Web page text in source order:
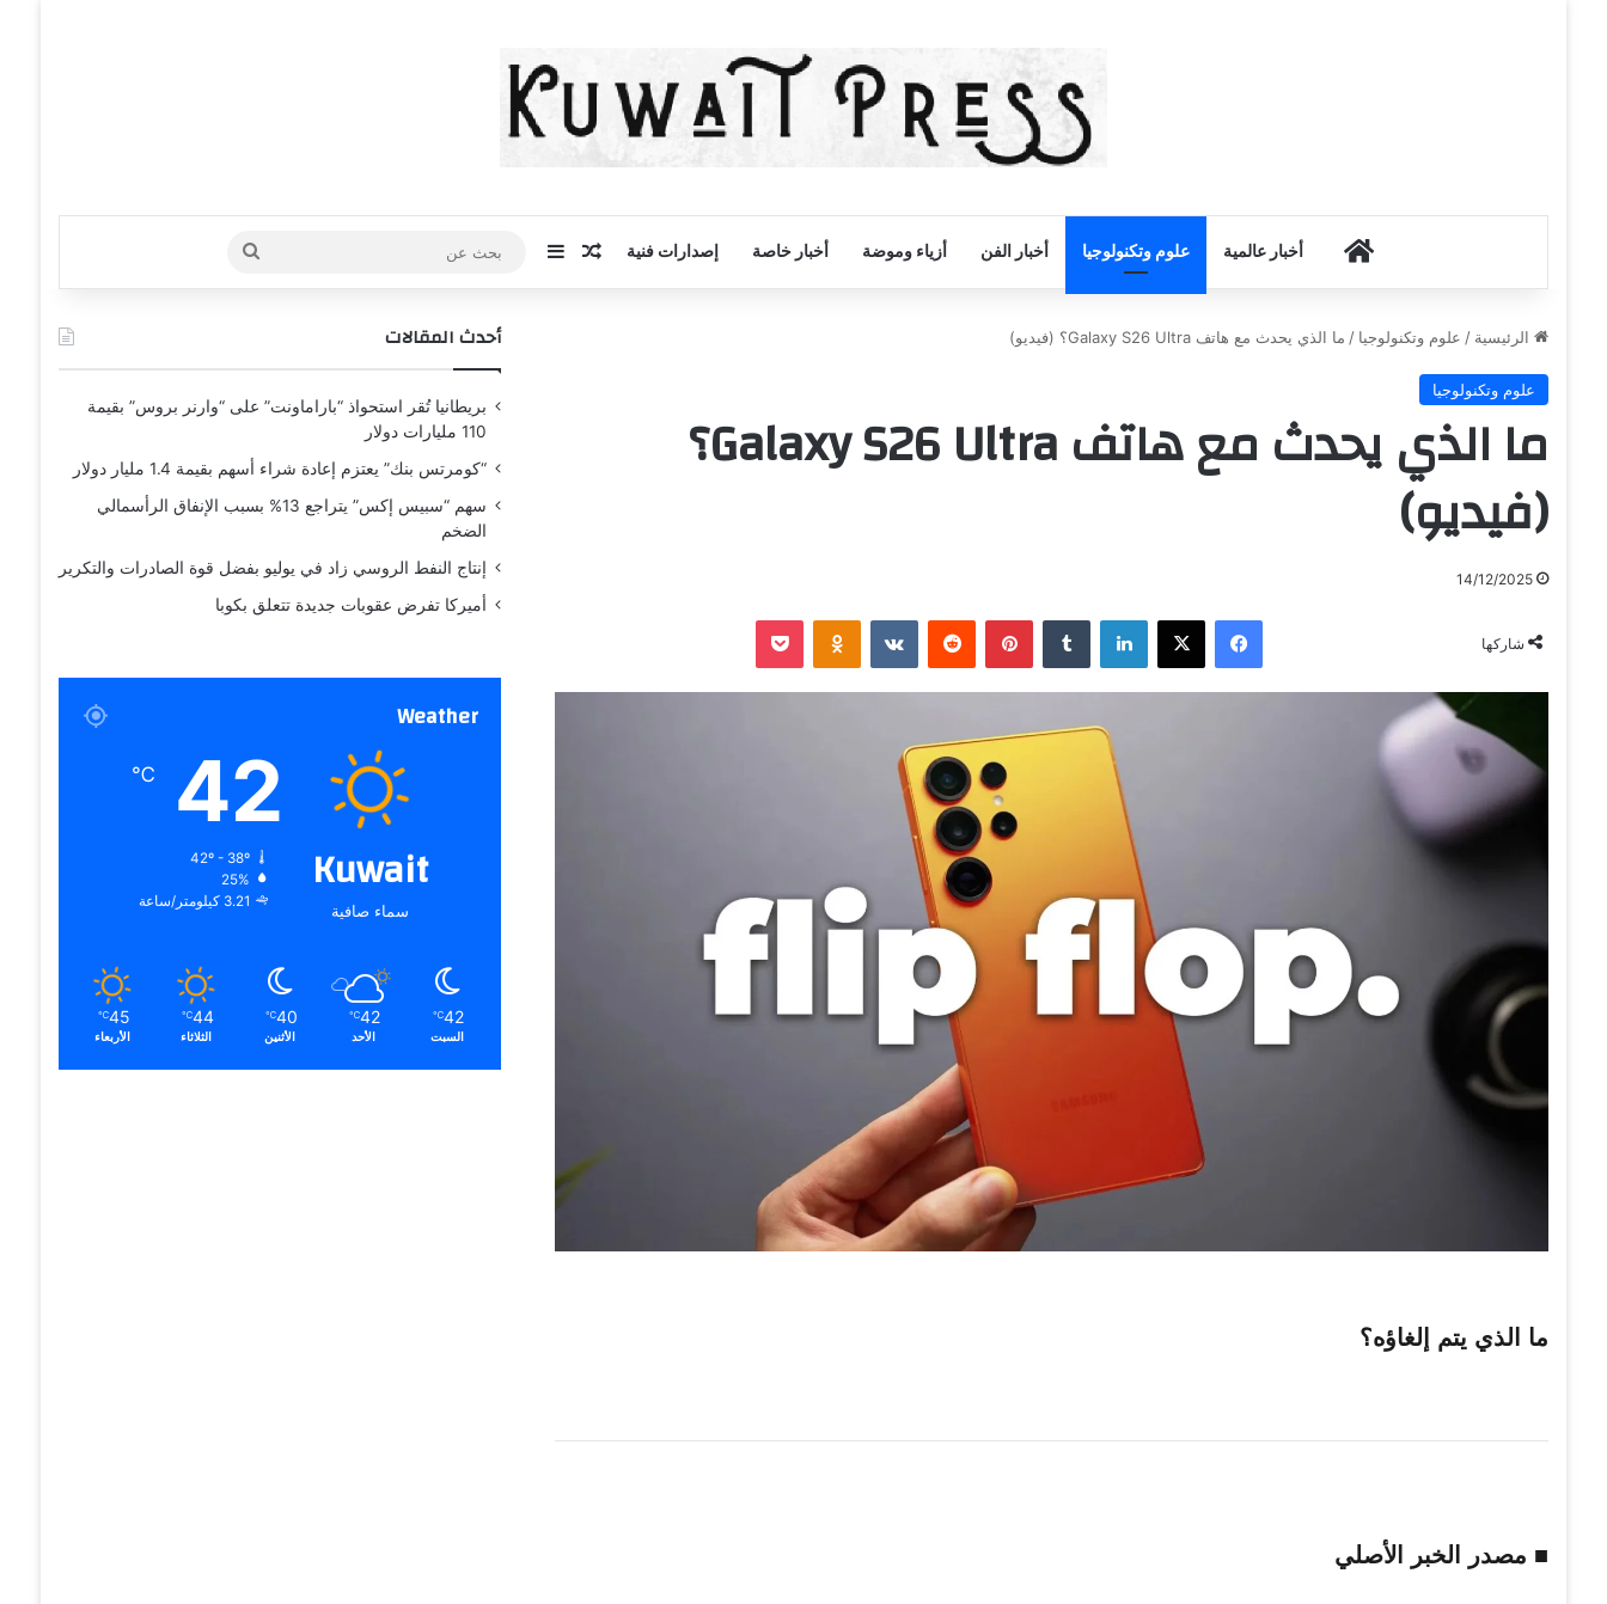
أخبار الكويت
أخبار عالمية علوم وتكنولوجيا أخبار الفن أزياء وموضة أخبار خاصة إصدارات فنية مقال عشوائي
إضافة عمود جانبي
بحث
عن
الرئيسية / علوم وتكنولوجيا / ما الذي يحدث مع هاتف Galaxy S26 Ultra؟ (فيديو)
علوم وتكنولوجيا
ما الذي يحدث مع هاتف Galaxy S26 Ultra؟
(فيديو)
14/12/2025
شاركها
فيسبوك ‫X لينكدإن ‏Tumblr بينتيريست ‏Reddit
‏VKontakte
Odnoklassniki
‫Pocket
ما الذي يتم إلغاؤه؟
■ مصدر الخبر الأصلي
أحدث المقالات
بريطانيا تُقر استحواذ “باراماونت” على “وارنر بروس” بقيمة
110 مليارات دولار
“كومرتس بنك” يعتزم إعادة شراء أسهم بقيمة 1.4 مليار دولار
سهم “سبيس إكس” يتراجع 13% بسبب الإنفاق الرأسمالي
الضخم
إنتاج النفط الروسي زاد في يوليو بفضل قوة الصادرات والتكرير
أميركا تفرض عقوبات جديدة تتعلق بكوبا
Weather
Kuwait
سماء صافية
42
℃
42º - 38º
25%
3.21 كيلومتر/ساعة
42
℃
السبت
42
℃
الأحد
40
℃
الأثنين
44
℃
الثلاثاء
45
℃
الأربعاء